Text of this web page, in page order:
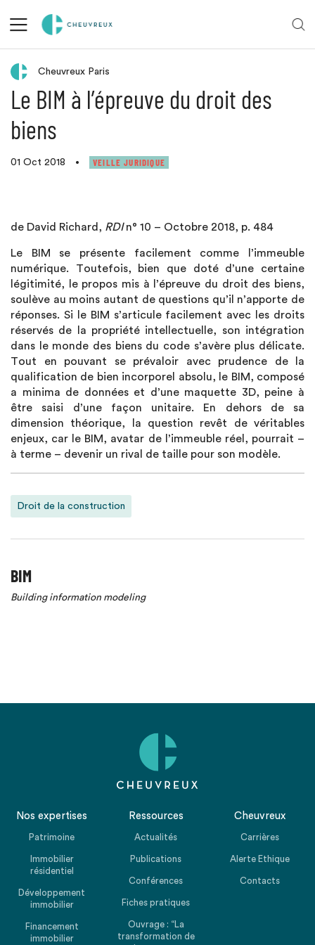
Retour aux actualités
Cheuvreux Paris
Le BIM à l’épreuve du droit des
biens
01 Oct 2018 • VEILLE JURIDIQUE
de David Richard, RDIn° 10 – Octobre 2018, p. 484
Le BIM se présente facilement comme l’immeuble
numérique. Toutefois, bien que doté d’une certaine
légitimité, le propos mis à l’épreuve du droit des biens,
soulève au moins autant de questions qu’il n’apporte de
réponses. Si le BIM s’articule facilement avec les droits
réservés de la propriété intellectuelle, son intégration
dans le monde des biens du code s’avère plus délicate.
Tout en pouvant se prévaloir avec prudence de la
qualification de bien incorporel absolu, le BIM, composé
a minima de données et d’une maquette 3D, peine à
être saisi d’une façon unitaire. En dehors de sa
dimension théorique, la question revêt de véritables
enjeux, car le BIM, avatar de l’immeuble réel, pourrait –
à terme – devenir un rival de taille pour son modèle.
Droit de la construction
BIM
Building information modeling
Nos expertises
Patrimoine
Immobilier
résidentiel
Développement
immobilier
Financement
immobilier
Ressources
Actualités
Publications
Conférences
Fiches pratiques
Ouvrage : “La
transformation de
Cheuvreux
Carrières
Alerte Ethique
Contacts